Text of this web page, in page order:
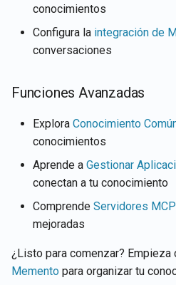
conocimientos
Configura la integración de
conversaciones
Funciones Avanzadas
Explora Conocimiento
conocimientos
Aprende a Gestionar
conectan a tu conocimiento
Comprende Servidores MCP
mejoradas
¿Listo para comenzar? Empieza
Memento para organizar tu